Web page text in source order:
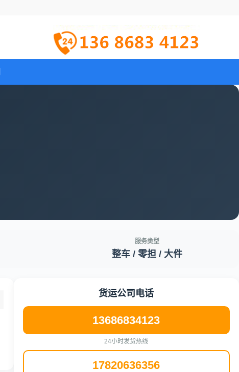
服务类型
整车 / 零担 / 大件
货运公司电话
13686834123
24小时发货热线
17820636356